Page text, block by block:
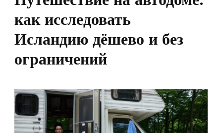
как исследовать
Исландию дёшево и без
ограничений